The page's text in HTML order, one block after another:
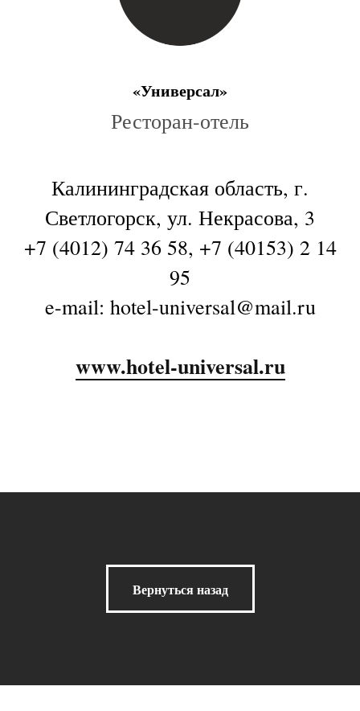
«Универсал»
Ресторан-отель
Калининградская область, г.
Светлогорск, ул. Некрасова, 3
+7 (4012) 74 36 58, +7 (40153) 2 14
95
e-mail: hotel-universal@mail.ru
www.hotel-universal.ru
Вернуться назад